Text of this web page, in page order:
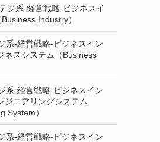
ジ系-経営戦略-ビジネスイ
Industry）
系-経営戦略-ビジネスイン
ネスシステム（Business
系-経営戦略-ビジネスイン
ジニアリングシステム
System）
系-経営戦略-ビジネスイン